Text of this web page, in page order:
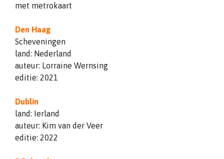
met metrokaart
Den Haag
Scheveningen
land: Nederland
auteur: Lorraine Wernsing
editie: 2021
Dublin
land: Ierland
auteur: Kim van der Veer
editie: 2022